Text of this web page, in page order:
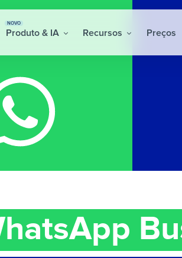
NOVO
Produto & IA Recursos Preços